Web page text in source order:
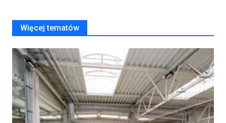
Więcej tematów